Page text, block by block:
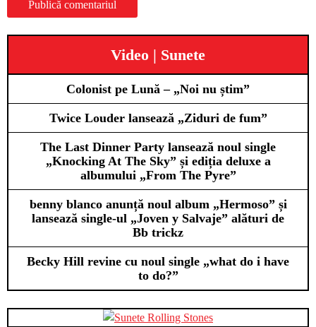
Video | Sunete
Colonist pe Lună – „Noi nu știm”
Twice Louder lansează „Ziduri de fum”
The Last Dinner Party lansează noul single
„Knocking At The Sky” și ediția deluxe a
albumului „From The Pyre”
benny blanco anunță noul album „Hermoso” și
lansează single-ul „Joven y Salvaje” alături de
Bb trickz
Becky Hill revine cu noul single „what do i have
to do?”